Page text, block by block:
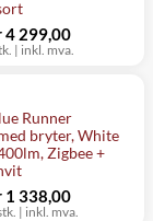
| inkl. mva.
4 299,00
Runner
bryter, White
Zigbee +
| inkl. mva.
1 338,00